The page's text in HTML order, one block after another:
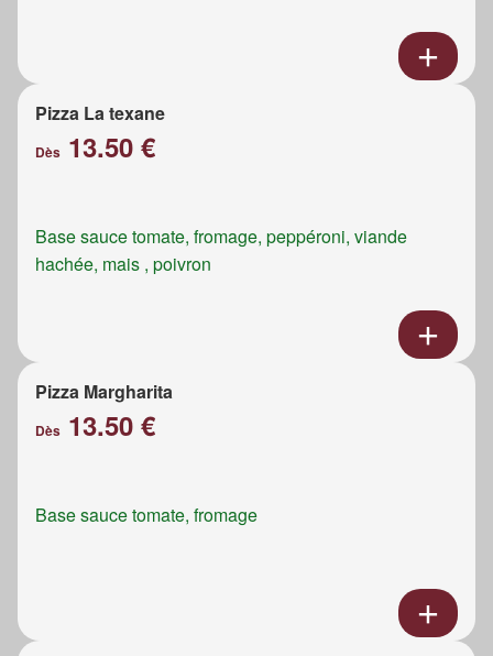
Pizza La texane
Dès 13.50 €
Base sauce tomate, fromage, peppéroni, viande
hachée, mais , poivron
Pizza Margharita
Dès 13.50 €
Base sauce tomate, fromage